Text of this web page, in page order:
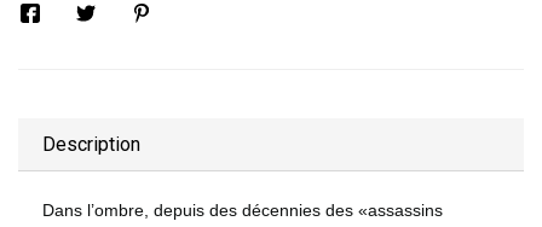
Description
Dans l’ombre, depuis des décennies des «assassins